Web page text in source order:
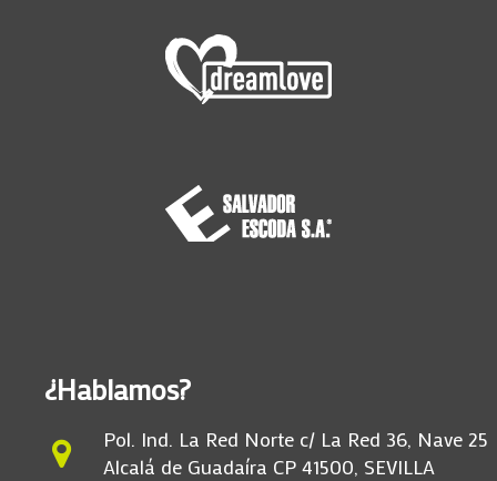
¿Hablamos?
Pol. Ind. La Red Norte c/ La Red 36, Nave 25
Alcalá de Guadaíra CP 41500, SEVILLA